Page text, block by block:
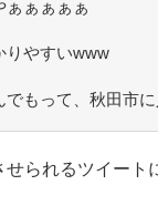
ぁぁぁぁぁ
りやすいwww
でもって、秋田市
せられるツイート